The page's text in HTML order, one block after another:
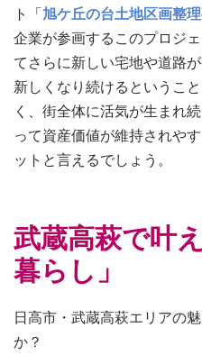
ト「旭ケ丘の台土地区画整
企業が参画するこのプロジ
てさらに新しい宅地や道路
新しくなり続けるというこ
く、街全体に活気が生まれ
って資産価値が維持されや
ットと言えるでしょう。
武蔵高萩で叶
暮らし」
日高市・武蔵高萩エリアの
か？